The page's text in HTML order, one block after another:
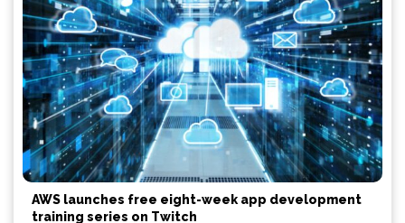
AWS launches free eight-week app development
training series on Twitch